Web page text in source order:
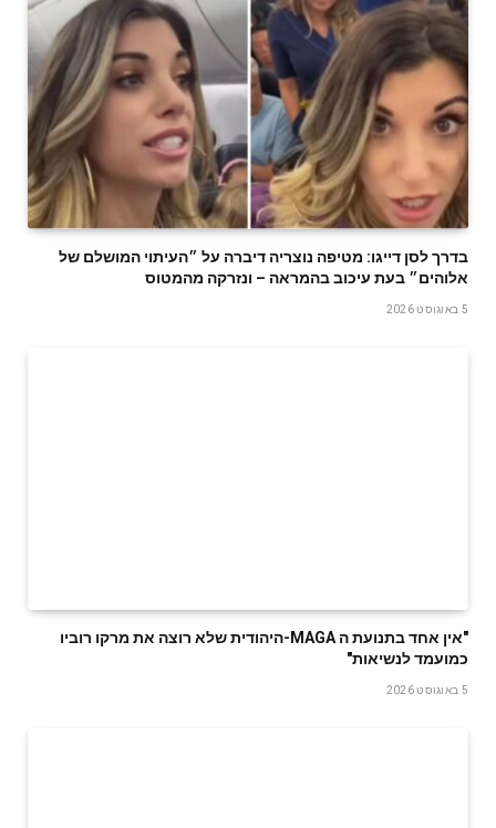
בדרך לסן דייגו: מטיפה נוצריה דיברה על ״העיתוי המושלם של
אלוהים״ בעת עיכוב בהמראה – ונזרקה מהמטוס
5 באוגוסט 2026
‬כמועמד‭ ‬לנשיאות‭"‬
5 באוגוסט 2026